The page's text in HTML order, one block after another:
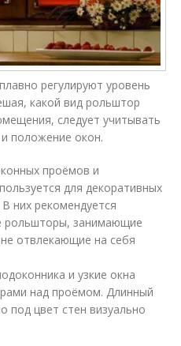
регулируют уровень
какой вид рольштор
следует учитывать
положение окон.
проёмов и
для декоративных
них рекомендуется
рольшторы, занимающие
отвлекающие на себя
и узкие окна
над проёмом. Длинный
под цвет стен визуально